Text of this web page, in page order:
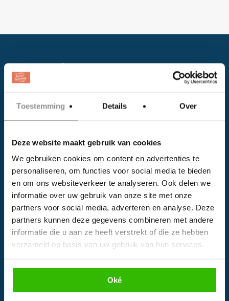
Toestemming Details Over
Deze website maakt gebruik van cookies
We gebruiken cookies om content en advertenties te
personaliseren, om functies voor social media te bieden
en om ons websiteverkeer te analyseren. Ook delen we
informatie over uw gebruik van onze site met onze
partners voor social media, adverteren en analyse. Deze
partners kunnen deze gegevens combineren met andere
informatie die u aan ze heeft verstrekt of die ze hebben
verzameld op basis van uw gebruik van hun services.
Oké
Instagram
EVENTS
Bedrijven
Impressie
Weddingplanner